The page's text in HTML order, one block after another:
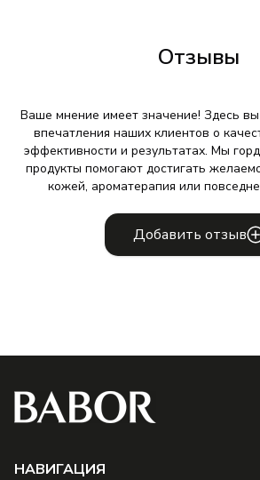
Отзывы
Ваше мнение имеет значение! Здесь
впечатления наших клиентов о
эффективности и результатах. Мы
продукты помогают достигать
кожей, ароматерапия или
Добавить отзыв
НAВИГАЦИЯ